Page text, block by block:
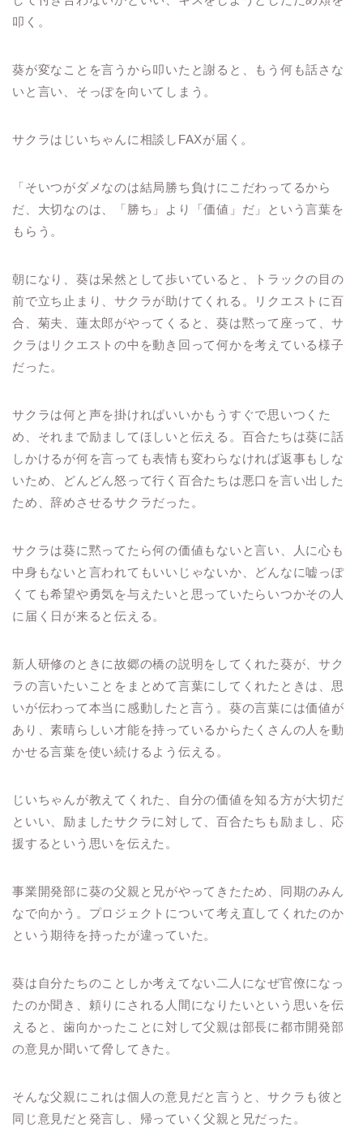
叩く。
葵が変なことを言うから叩いたと謝ると、もう何も話さな
いと言い、そっぽを向いてしまう。
サクラはじいちゃんに相談しFAXが届く。
「そいつがダメなのは結局勝ち負けにこだわってるから
だ、大切なのは、「勝ち」より「価値」だ」という言葉を
もらう。
朝になり、葵は呆然として歩いていると、トラックの目の
前で立ち止まり、サクラが助けてくれる。リクエストに百
合、菊夫、蓮太郎がやってくると、葵は黙って座って、サ
クラはリクエストの中を動き回って何かを考えている様子
だった。
サクラは何と声を掛ければいいかもうすぐで思いつくた
め、それまで励ましてほしいと伝える。百合たちは葵に話
しかけるが何を言っても表情も変わらなければ返事もしな
いため、どんどん怒って行く百合たちは悪口を言い出した
ため、辞めさせるサクラだった。
サクラは葵に黙ってたら何の価値もないと言い、人に心も
中身もないと言われてもいいじゃないか、どんなに嘘っぽ
くても希望や勇気を与えたいと思っていたらいつかその人
に届く日が来ると伝える。
新人研修のときに故郷の橋の説明をしてくれた葵が、サク
ラの言いたいことをまとめて言葉にしてくれたときは、思
いが伝わって本当に感動したと言う。葵の言葉には価値が
あり、素晴らしい才能を持っているからたくさんの人を動
かせる言葉を使い続けるよう伝える。
じいちゃんが教えてくれた、自分の価値を知る方が大切だ
といい、励ましたサクラに対して、百合たちも励まし、応
援するという思いを伝えた。
事業開発部に葵の父親と兄がやってきたため、同期のみん
なで向かう。プロジェクトについて考え直してくれたのか
という期待を持ったが違っていた。
葵は自分たちのことしか考えてない二人になぜ官僚になっ
たのか聞き、頼りにされる人間になりたいという思いを伝
えると、歯向かったことに対して父親は部長に都市開発部
の意見か聞いて脅してきた。
そんな父親にこれは個人の意見だと言うと、サクラも彼と
同じ意見だと発言し、帰っていく父親と兄だった。